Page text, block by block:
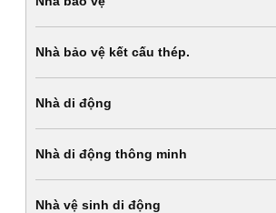
Nhà bảo vệ kết cấu thép.
Nhà di động
Nhà di động thông minh
Nhà vệ sinh di động